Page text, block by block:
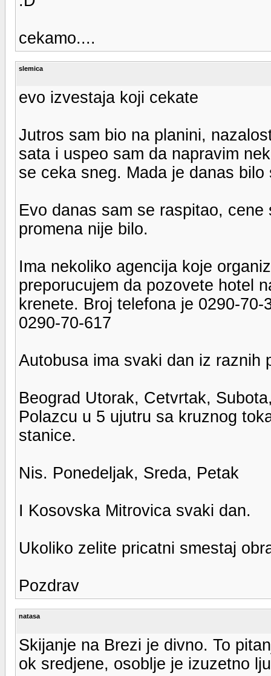
cekamo....
slemica
evo izvestaja koji cekate
Jutros sam bio na planini,
sata i uspeo sam da napravim
se ceka sneg. Mada je danas bilo
Evo danas sam se raspitao,
promena nije bilo.
Ima nekoliko agencija koje
preporucujem da pozovete hotel
krenete. Broj telefona je 0290-
0290-70-617
Autobusa ima svaki dan iz raznih
Beograd Utorak, Cetvrtak,
Polazcu u 5 ujutru sa kruznog
stanice.
Nis. Ponedeljak, Sreda, Petak
I Kosovska Mitrovica svaki dan.
Ukoliko zelite pricatni smestaj
Pozdrav
natasa
Skijanje na Brezi je divno. To
ok sredjene, osoblje je izuzetno